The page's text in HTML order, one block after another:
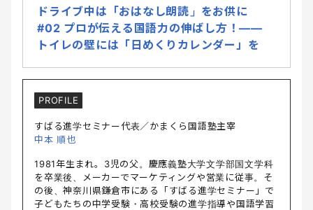
ドライブ中は「おはなし朗読」をお供に
#02 プロが伝える国語力の伸ばし方！――
トイレの壁には「日めくりカレンダー」を
PROFILE
すばる進学セミナー代表／かまくら国語塾主宰
中本 順也
1981年生まれ。3児の父。慶應義塾大学文学部国文学科
を卒業後、メーカーでマーケティングや営業に従事。そ
の後、神奈川県鎌倉市にある「すばる進学セミナー」で
子どもたちの中学受験・高校受験の進学指導や国語学習